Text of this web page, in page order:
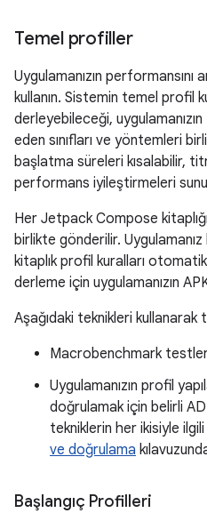
Temel profiller
Uygulamanızın performansını
kullanın. Sistemin temel profil
derleyebileceği, uygulamanızın
eden sınıfları ve yöntemleri
başlatma süreleri kısalabilir,
performans iyileştirmeleri
Her Jetpack Compose
birlikte gönderilir.
kitaplık profil kuralları
derleme için uygulamanızın
Aşağıdaki teknikleri
Macrobenchmark
Uygulamanızın profil
doğrulamak için belirli
tekniklerin her ikisiyle ilgili
ve doğrulama
Başlangıç Profilleri